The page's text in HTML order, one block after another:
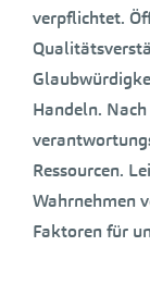
verpflichtet.
Handeln.
Ressourcen.
Wahrnehmen
Faktoren für